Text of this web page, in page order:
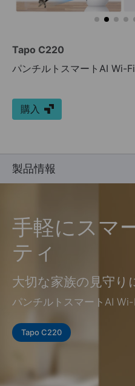
Tapo C220
パンチルトスマートAI Wi-
購入
製品情報
手軽にスマ
ティ
大切な家族の見守り
パンチルトスマートAI
Tapo C220